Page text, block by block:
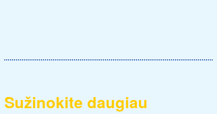
Sužinokite daugiau